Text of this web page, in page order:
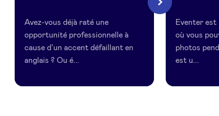
Avez-vous déjà raté une
opportunité professionnelle à
cause d’un accent défaillant en
anglais ? Ou é...
Eventer est
où vous
photos
est u...
Suivant